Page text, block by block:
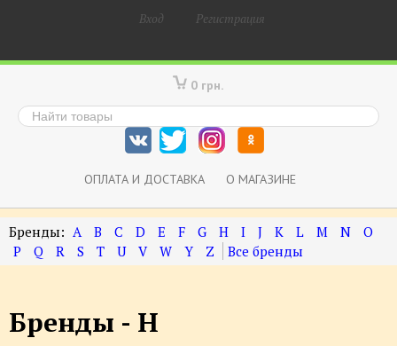
Вход Регистрация
0 грн.
ОПЛАТА И ДОСТАВКА О МАГАЗИНЕ
A B C D E F G H I J K L M N
O
P
Q R S T U V W Y Z
Бренды - H